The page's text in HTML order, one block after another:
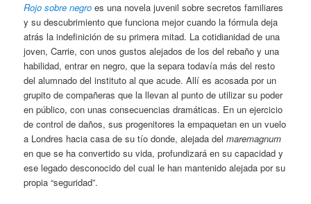
Rojo sobre negro es una novela juvenil sobre secretos familiares
y su descubrimiento que funciona mejor cuando la fórmula deja
atrás la indefinición de su primera mitad. La cotidianidad de una
joven, Carrie, con unos gustos alejados de los del rebaño y una
habilidad, entrar en negro, que la separa todavía más del resto
del alumnado del instituto al que acude. Allí es acosada por un
grupito de compañeras que la llevan al punto de utilizar su poder
en público, con unas consecuencias dramáticas. En un ejercicio
de control de daños, sus progenitores la empaquetan en un vuelo
a Londres hacia casa de su tío donde, alejada delmaremagnum
en que se ha convertido su vida, profundizará en su capacidad y
ese legado desconocido del cual le han mantenido alejada por su
propia “seguridad”.